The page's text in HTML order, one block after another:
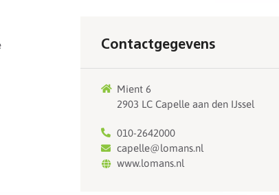
Contactgegevens
Mient 6
2903 LC Capelle aan den IJssel
010-2642000
capelle@lomans.nl
www.lomans.nl